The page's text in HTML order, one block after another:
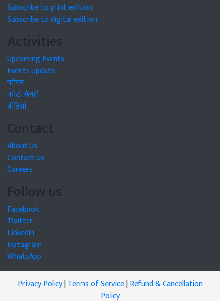
Subscribe to print edition
Subscribe to digital edition
Activities
Upcoming Events
Events Update
फोरम
फोटो गैलरी
वीडियो
Contact
About Us
Contact Us
Careers
Follow us
Facebook
Twitter
LinkedIn
Instagram
WhatsApp
Privacy Policy|Terms of Service|Refund & Cancellation
Policy